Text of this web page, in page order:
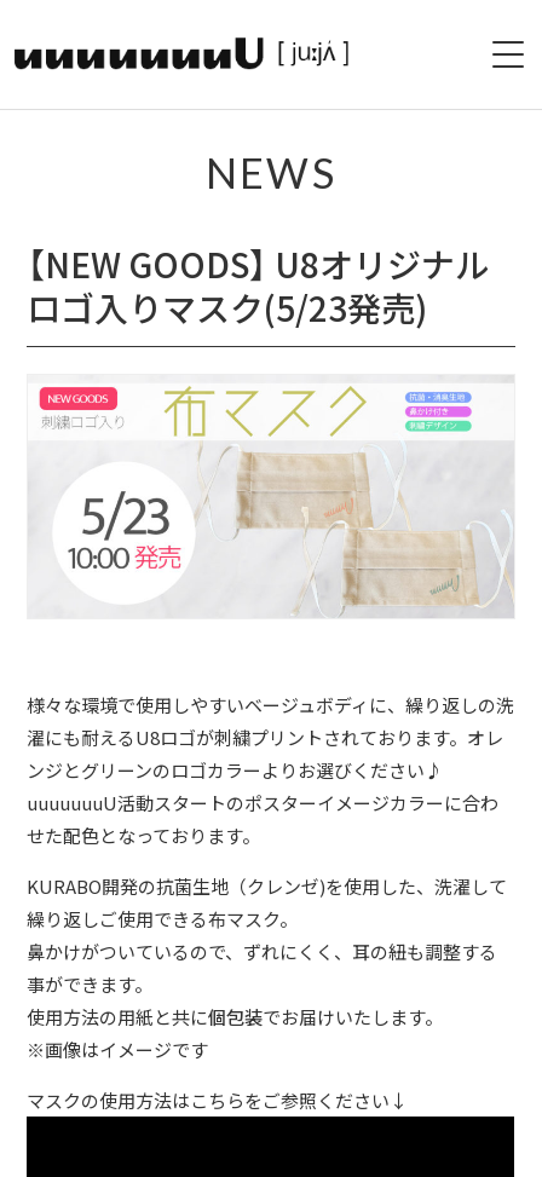
LIVE
PAST LIVE
SHOP
BLOG
CONTACT
NEWS
【NEW GOODS】 U8オリジナル
ロゴ入りマスク(5/23発売)
様々な環境で使用しやすいベージュボディに、繰り返しの洗
濯にも耐えるU8ロゴが刺繍プリントされております。オレ
ンジとグリーンのロゴカラーよりお選びください♪
uuuuuuuU活動スタートのポスターイメージカラーに合わ
せた配色となっております。
KURABO開発の抗菌生地（クレンゼ)を使用した、洗濯して
繰り返しご使用できる布マスク。
鼻かけがついているので、ずれにくく、耳の紐も調整する
事ができます。
使用方法の用紙と共に個包装でお届けいたします。
※画像はイメージです
マスクの使用方法はこちらをご参照ください↓